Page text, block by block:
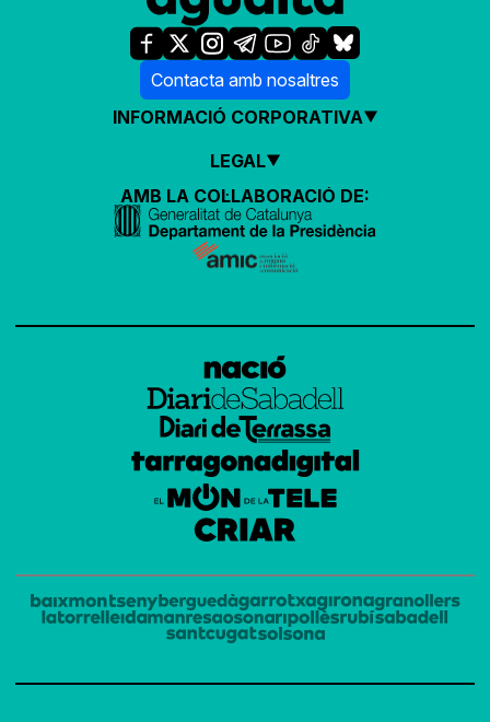
Contacta amb nosaltres
INFORMACIÓ CORPORATIVA
LEGAL
AMB LA COL·LABORACIÓ DE: